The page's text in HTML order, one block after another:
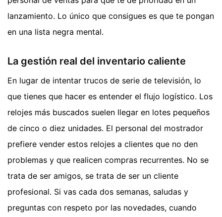
lanzamiento. Lo único que consigues es que te pongan
en una lista negra mental.
La gestión real del inventario caliente
En lugar de intentar trucos de serie de televisión, lo
que tienes que hacer es entender el flujo logístico. Los
relojes más buscados suelen llegar en lotes pequeños
de cinco o diez unidades. El personal del mostrador
prefiere vender estos relojes a clientes que no den
problemas y que realicen compras recurrentes. No se
trata de ser amigos, se trata de ser un cliente
profesional. Si vas cada dos semanas, saludas y
preguntas con respeto por las novedades, cuando